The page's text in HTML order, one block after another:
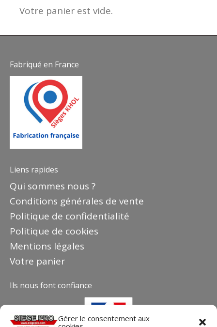
Gérer le consentement aux
Votre panier est vide.
Fabriqué en France
Liens rapides
Qui sommes nous ?
Conditions générales de vente
Politique de confidentialité
Politique de cookies
Mentions légales
Votre panier
Ils nous font confiance